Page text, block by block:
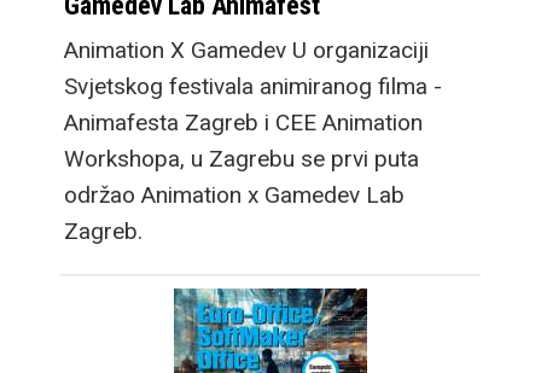
Animation X Gamedev U organizaciji
Svjetskog festivala animiranog filma -
Animafesta Zagreb i CEE Animation
Workshopa, u Zagrebu se prvi puta
održao Animation x Gamedev Lab
Zagreb.